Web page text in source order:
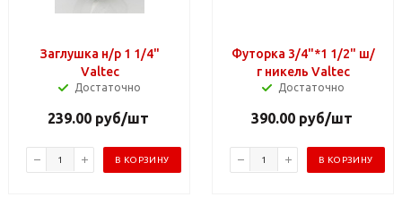
Заглушка н/р 1 1/4"
Valtec
Достаточно
239.00руб/шт
В КОРЗИНУ
Футорка 3/4"*1 1/2" ш/
г никель Valtec
Достаточно
390.00руб/шт
В КОРЗИНУ